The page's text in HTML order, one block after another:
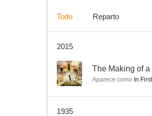
The Woman in Black
--
Todo Reparto
2015
-- The Making of a
Aparece como In
1935